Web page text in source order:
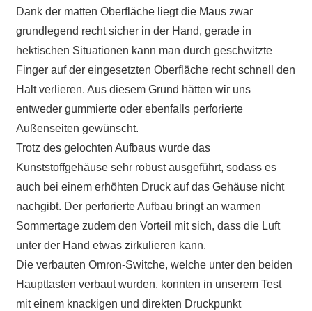
Dank der matten Oberfläche liegt die Maus zwar
grundlegend recht sicher in der Hand, gerade in
hektischen Situationen kann man durch geschwitzte
Finger auf der eingesetzten Oberfläche recht schnell den
Halt verlieren. Aus diesem Grund hätten wir uns
entweder gummierte oder ebenfalls perforierte
Außenseiten gewünscht.
Trotz des gelochten Aufbaus wurde das
Kunststoffgehäuse sehr robust ausgeführt, sodass es
auch bei einem erhöhten Druck auf das Gehäuse nicht
nachgibt. Der perforierte Aufbau bringt an warmen
Sommertage zudem den Vorteil mit sich, dass die Luft
unter der Hand etwas zirkulieren kann.
Die verbauten Omron-Switche, welche unter den beiden
Haupttasten verbaut wurden, konnten in unserem Test
mit einem knackigen und direkten Druckpunkt